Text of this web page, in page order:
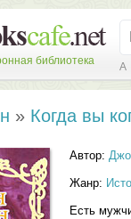
библиотека А
» Когда вы
Автор:
Жанр:
Есть